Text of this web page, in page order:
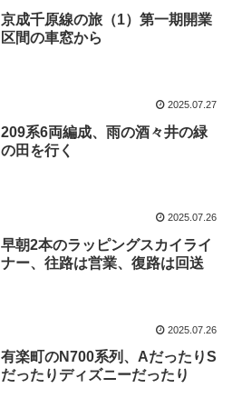
京成千原線の旅（1）第一期開業
区間の車窓から
2025.07.27
209系6両編成、雨の酒々井の緑
の田を行く
2025.07.26
早朝2本のラッピングスカイライ
ナー、往路は営業、復路は回送
2025.07.26
有楽町のN700系列、AだったりS
だったりディズニーだったり